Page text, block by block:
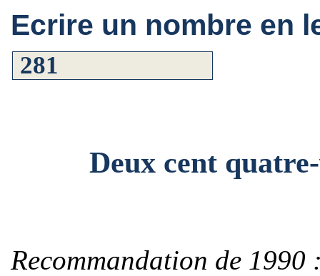
Ecrire un nombre en
Deux cent quatre-
Recommandation de 1990